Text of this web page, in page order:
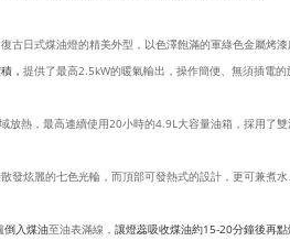
古日式煤油燈的精美外型，以色澤飽滿的軍綠色金屬烤漆
， 提供了最高2.5kW的暖氣輸出，操作簡便、無須插電
放熱，最高連續使用20小時的4.9L大容量油箱，採用了
發炫麗的七色光輪，而頂部可發熱式的設計，更可兼煮
倒入煤油至油表滿線， 讓燈蕊吸收煤油約15-20分鐘後再點